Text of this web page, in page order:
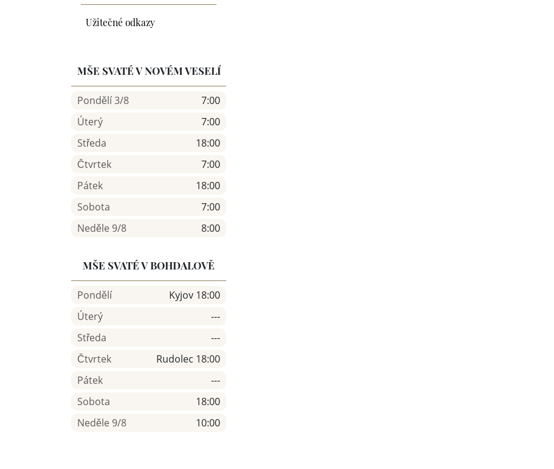
Užitečné odkazy
MŠE SVATÉ V NOVÉM VESELÍ
Pondělí 3/8
7:00
Úterý
7:00
Středa
18:00
Čtvrtek
7:00
Pátek
18:00
Sobota
7:00
Neděle 9/8
8:00
MŠE SVATÉ V BOHDALOVĚ
Pondělí
Kyjov 18:00
Úterý
---
Středa
---
Čtvrtek
Rudolec 18:00
Pátek
---
Sobota
18:00
Neděle 9/8
10:00